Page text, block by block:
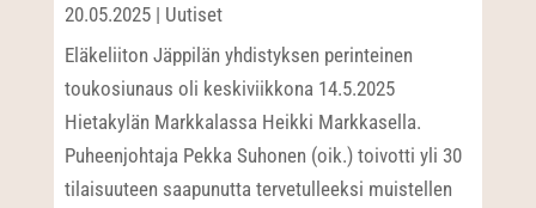
20.05.2025| Uutiset
Eläkeliiton Jäppilän yhdistyksen perinteinen
toukosiunaus oli keskiviikkona 14.5.2025
Hietakylän Markkalassa Heikki Markkasella.
Puheenjohtaja Pekka Suhonen (oik.) toivotti yli 30
tilaisuuteen saapunutta tervetulleeksi muistellen